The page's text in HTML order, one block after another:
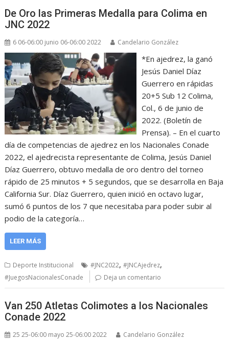
De Oro las Primeras Medalla para Colima en
JNC 2022
6 06-06:00 junio 06-06:00 2022 Candelario González
*En ajedrez, la ganó
Jesús Daniel Díaz
Guerrero en rápidas
20+5 Sub 12 Colima,
Col., 6 de junio de
2022. (Boletín de
Prensa). – En el cuarto
día de competencias de ajedrez en los Nacionales Conade
2022, el ajedrecista representante de Colima, Jesús Daniel
Díaz Guerrero, obtuvo medalla de oro dentro del torneo
rápido de 25 minutos + 5 segundos, que se desarrolla en Baja
California Sur. Díaz Guerrero, quien inició en octavo lugar,
sumó 6 puntos de los 7 que necesitaba para poder subir al
podio de la categoría…
LEER MÁS
Deporte Institucional #JNC2022,#JNCAjedrez,
#JuegosNacionalesConade Deja un comentario
Van 250 Atletas Colimotes a los Nacionales
Conade 2022
25 25-06:00 mayo 25-06:00 2022 Candelario González